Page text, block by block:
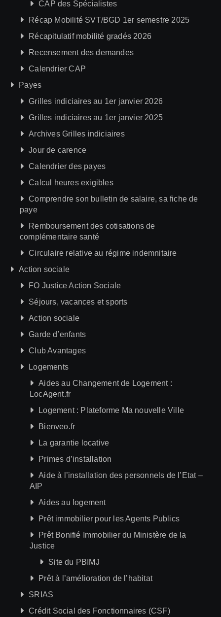
CAP des Spécialistes
Récap Mobilité SVT/BGD 1er semestre 2025
Récapitulatif mobilité gradés 2026
Recensement des demandes
Calendrier CAP
Payes
Grilles indiciaires au 1er janvier 2026
Grilles indiciaires au 1er janvier 2025
Archives Grilles indiciaires
Jour de carence
Calendrier des payes
Calcul heures exigibles
Comprendre son bulletin de salaire, sa fiche de
paye
Remboursement des cotisations de
complémentaire santé
Circulaire relative au régime indemnitaire
Action sociale
FO Justice Action Sociale
Séjours, vacances et sports
Action sociale
Garde d’enfants
Club Avantages
Logements
Aides au Changement de Logement :
LocAgent.fr
Logement : Plateforme Ma nouvelle Ville
Bienveo.fr
La garantie locative
Primes d’installation
Aide à l’installation des personnels de l’Etat –
AIP
Aides au logement
Prêt immobilier pour les Agents Publics
Prêt Bonifié Immobilier du Ministère de la
Justice
Site du PBIMJ
Prêt à l’amélioration de l’habitat
SRIAS
Crédit Social des Fonctionnaires (CSF)